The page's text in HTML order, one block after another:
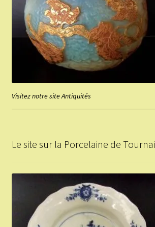
Visitez notre site Antiquités
Le site sur la Porcelaine de Tournai